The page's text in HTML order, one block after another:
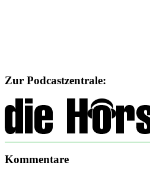
Zur Podcastzentrale:
Kommentare